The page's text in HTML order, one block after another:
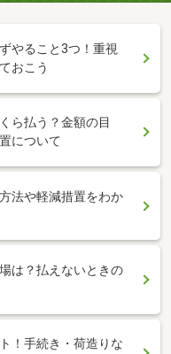
やること3つ！重視
おこう
ら払う？金額の目
について
法や軽減措置をわか
は？払えないときの
！手続き・荷造りな